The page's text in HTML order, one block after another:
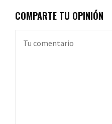
COMPARTE TU OPINIÓN